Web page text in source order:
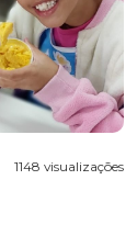
1148 visualizações